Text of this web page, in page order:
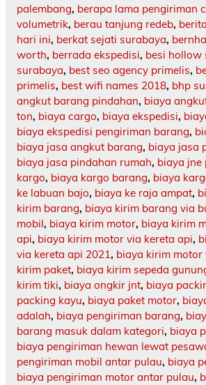
palembang, berapa lama pengiriman
volumetrik, berau tanjung redeb,
hari ini, berkat sejati surabaya,
worth, berrada ekspedisi, besi hollow
surabaya, best seo agency primelis,
primelis, best wifi names 2018, bhp
angkut barang pindahan, biaya
ton, biaya cargo, biaya ekspedisi,
biaya ekspedisi pengiriman barang,
biaya jasa angkut barang, biaya jasa
biaya jasa pindahan rumah, biaya jne
kargo, biaya kargo barang, biaya
ke labuan bajo, biaya ke raja ampat,
kirim barang, biaya kirim barang via
mobil, biaya kirim motor, biaya kirim
api, biaya kirim motor via kereta api,
via kereta api 2021, biaya kirim motor
kirim paket, biaya kirim sepeda
kirim tiki, biaya ongkir jnt, biaya
packing kayu, biaya paket motor,
adalah, biaya pengiriman barang,
barang masuk dalam kategori, biaya
biaya pengiriman hewan lewat
pengiriman mobil antar pulau, biaya
biaya pengiriman motor antar pulau,